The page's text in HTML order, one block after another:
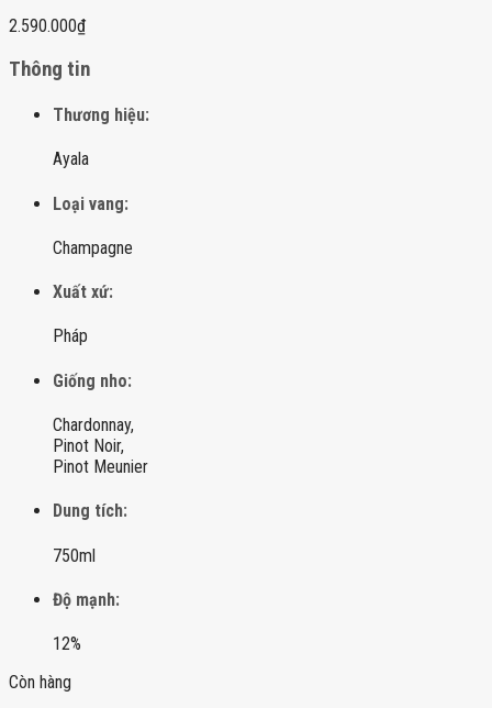
2.590.000₫
Thông tin
Thương hiệu:
Ayala
Loại vang:
Champagne
Xuất xứ:
Pháp
Giống nho:
Chardonnay,
Pinot Noir,
Pinot Meunier
Dung tích:
750ml
Độ mạnh:
12%
Còn hàng